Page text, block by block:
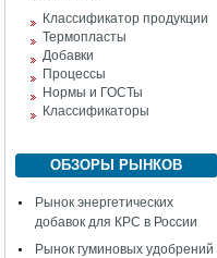
Классификатор продукции
Термопласты
Добавки
Процессы
Нормы и ГОСТы
Классификаторы
ОБЗОРЫ РЫНКОВ
Рынок энергетических
добавок для КРС в России
Рынок гуминовых удобрений